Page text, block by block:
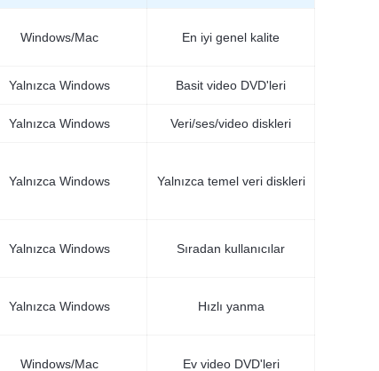
Windows/Mac En iyi genel kalite
Yalnızca Windows Basit video DVD'leri
Yalnızca Windows Veri/ses/video diskleri
Yalnızca Windows Yalnızca temel veri diskleri
Yalnızca Windows Sıradan kullanıcılar
Yalnızca Windows Hızlı yanma
Windows/Mac Ev video DVD'leri